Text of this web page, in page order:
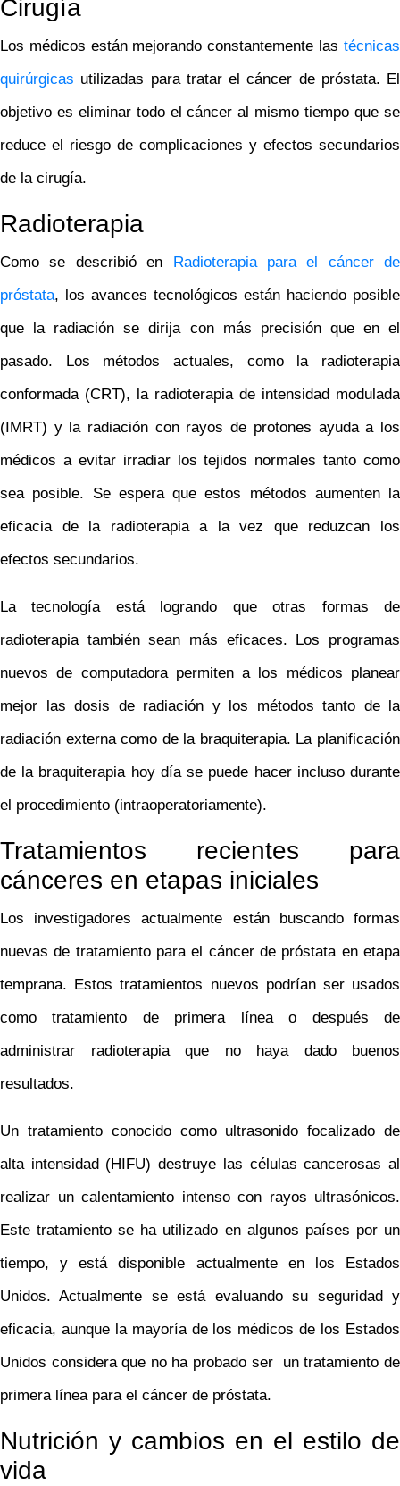
Cirugía
Los médicos están mejorando constantemente las técnicas
quirúrgicas utilizadas para tratar el cáncer de próstata. El
objetivo es eliminar todo el cáncer al mismo tiempo que se
reduce el riesgo de complicaciones y efectos secundarios
de la cirugía.
Radioterapia
Como se describió en
Radioterapia para el cáncer de
próstata, los avances tecnológicos están haciendo posible
que la radiación se dirija con más precisión que en el
pasado. Los métodos actuales, como la radioterapia
conformada (CRT), la radioterapia de intensidad modulada
(IMRT) y la radiación con rayos de protones ayuda a los
médicos a evitar irradiar los tejidos normales tanto como
sea posible. Se espera que estos métodos aumenten la
eficacia de la radioterapia a la vez que reduzcan los
efectos secundarios.
La tecnología está logrando que otras formas de
radioterapia también sean más eficaces. Los programas
nuevos de computadora permiten a los médicos planear
mejor las dosis de radiación y los métodos tanto de la
radiación externa como de la braquiterapia. La planificación
de la braquiterapia hoy día se puede hacer incluso durante
el procedimiento (intraoperatoriamente).
Tratamientos recientes para
cánceres en etapas iniciales
Los investigadores actualmente están buscando formas
nuevas de tratamiento para el cáncer de próstata en etapa
temprana. Estos tratamientos nuevos podrían ser usados
como tratamiento de primera línea o después de
administrar radioterapia que no haya dado buenos
resultados.
Un tratamiento conocido como ultrasonido focalizado de
alta intensidad (HIFU) destruye las células cancerosas al
realizar un calentamiento intenso con rayos ultrasónicos.
Este tratamiento se ha utilizado en algunos países por un
tiempo, y está disponible actualmente en los Estados
Unidos. Actualmente se está evaluando su seguridad y
eficacia, aunque la mayoría de los médicos de los Estados
Unidos considera que no ha probado ser un tratamiento de
primera línea para el cáncer de próstata.
Nutrición y cambios en el estilo de
vida